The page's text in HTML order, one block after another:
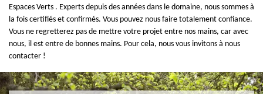
Espaces Verts . Experts depuis des années dans le domaine, nous sommes à
la fois certifiés et confirmés. Vous pouvez nous faire totalement confiance.
Vous ne regretterez pas de mettre votre projet entre nos mains, car avec
nous, il est entre de bonnes mains. Pour cela, nous vous invitons à nous
contacter !